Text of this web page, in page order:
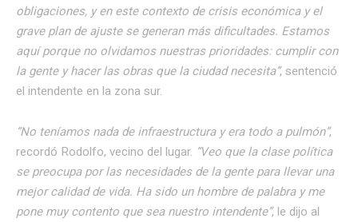
obligaciones, y en este contexto de crisis económica y el
grave plan de ajuste se generan más dificultades. Estamos
aquí porque no olvidamos nuestras prioridades: cumplir con
la gente y hacer las obras que la ciudad necesita”, sentenció
el intendente en la zona sur.
“No teníamos nada de infraestructura y era todo a pulmón”,
recordó Rodolfo, vecino del lugar. “Veo que la clase política
se preocupa por las necesidades de la gente para llevar una
mejor calidad de vida. Ha sido un hombre de palabra y me
pone muy contento que sea nuestro intendente”, le dijo al